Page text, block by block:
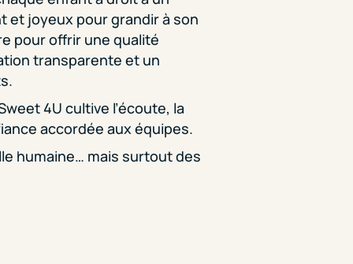
et joyeux pour grandir à son
pour offrir une qualité
transparente et un
4U cultive l’écoute, la
accordée aux équipes.
humaine… mais surtout des